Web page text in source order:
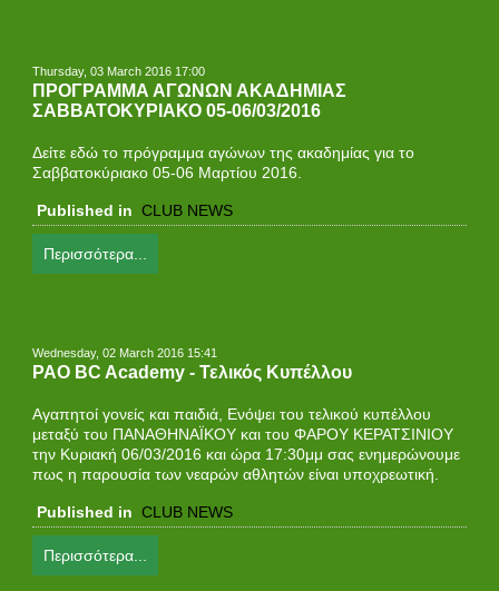
Thursday, 03 March 2016 17:00
ΠΡΟΓΡΑΜΜΑ ΑΓΩΝΩΝ ΑΚΑΔΗΜΙΑΣ
ΣΑΒΒΑΤΟΚΥΡΙΑΚΟ 05-06/03/2016
Δείτε εδώ το πρόγραμμα αγώνων της ακαδημίας για τo
Σαββατοκύριακο 05-06 Μαρτίου 2016.
Published in CLUB NEWS
Περισσότερα...
Wednesday, 02 March 2016 15:41
PAO BC Academy - Τελικός Κυπέλλου
Αγαπητοί γονείς και παιδιά, Ενόψει του τελικού κυπέλλου
μεταξύ του ΠΑΝΑΘΗΝΑΪΚΟΥ και του ΦΑΡΟΥ ΚΕΡΑΤΣΙΝΙΟΥ
την Κυριακή 06/03/2016 και ώρα 17:30μμ σας ενημερώνουμε
πως η παρουσία των νεαρών αθλητών είναι υποχρεωτική.
Published in CLUB NEWS
Περισσότερα...